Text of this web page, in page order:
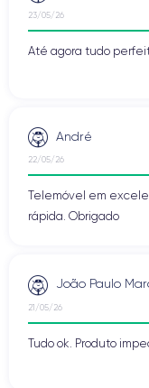
23/05/26
Até agora tudo
André
22/05/26
Telemóvel em
rápida. Obrigado
João Paulo
21/05/26
Tudo ok. Produto